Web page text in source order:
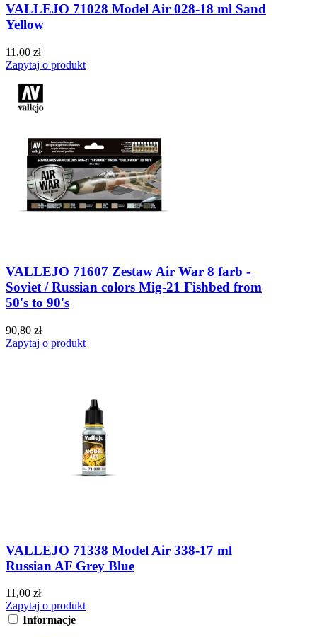
VALLEJO 71028 Model Air 028-18 ml Sand
Yellow
11,00 zł
Zapytaj o produkt
VALLEJO 71607 Zestaw Air War 8 farb -
Soviet / Russian colors Mig-21 Fishbed from
50's to 90's
90,80 zł
Zapytaj o produkt
VALLEJO 71338 Model Air 338-17 ml
Russian AF Grey Blue
11,00 zł
Zapytaj o produkt
Informacje